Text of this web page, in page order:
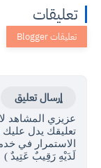
تعليقات
إرسال تعليق
عزيزي المشاهد
تعليقك يدل عليك
الاستمرار في
لَدَيْهِ رَقِيبٌ عَتِيدٌ )